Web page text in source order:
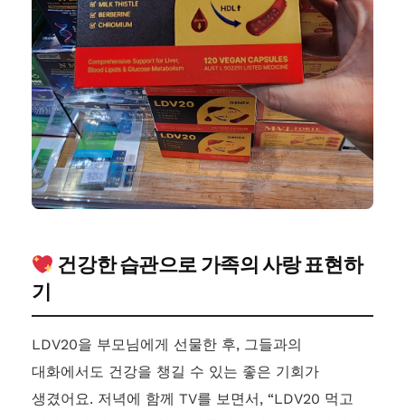
건강한 습관으로 가족의 사랑 표현하
기
LDV20을 부모님에게 선물한 후, 그들과의
대화에서도 건강을 챙길 수 있는 좋은 기회가
생겼어요. 저녁에 함께 TV를 보면서, “LDV20 먹고